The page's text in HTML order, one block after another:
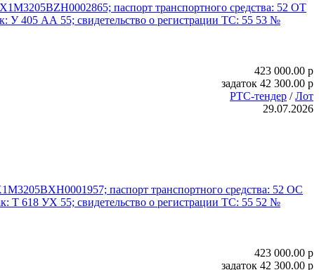
паспорт транспортного средства: 52 ОТ
У 405 АА 55; свидетельство о регистрации ТС: 55 53 №
423 000.00 p
задаток 42 300.00 p
РТС-тендер /Лот
29.07.2026
паспорт транспортного средства: 52 ОС
Т 618 УХ 55; свидетельство о регистрации ТС: 55 52 №
423 000.00 p
задаток 42 300.00 p